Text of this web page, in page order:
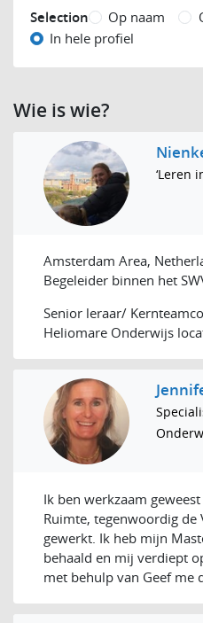
Selection Op naam
In hele profiel
Wie is wie?
‘Leren
Amsterdam Area,
Begeleider binnen het
Senior leraar/
Heliomare Onderwijs
Ik ben werkzaam
Ruimte, tegenwoordig de
gewerkt. Ik heb mijn
behaald en mij verdiept
met behulp van Geef me